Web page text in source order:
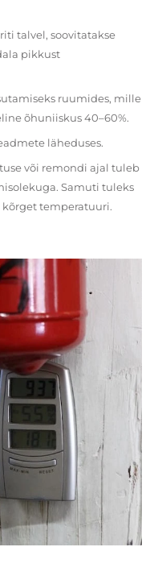
talvel, soovitatakse
pikkust
ruumides, mille
õhuniiskus 40–60%.
läheduses.
või remondi ajal tuleb
Samuti tuleks
temperatuuri.